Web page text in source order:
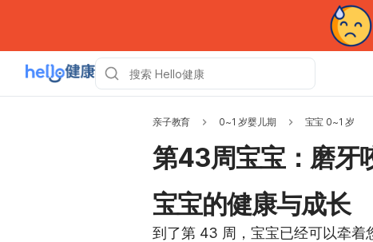
亲子教育 0~1 岁婴儿期 宝宝 0~1 岁
第43周宝宝：磨牙
宝宝的健康与成长
到了第 43 周，宝宝已经可以牵着